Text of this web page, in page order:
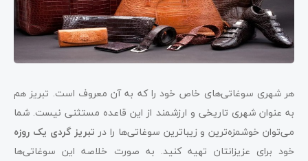
هر شهری سوغاتی‌های خاص خود را که به آن معروف است. تبریز هم
به عنوان شهری تاریخی و ارزشمند از این قاعده مستثنی نیست. شما
می‌توان خوشمزه‌ترین و زیباترین سوغاتی‌ها را در تبریز گردی یک روزه
خود برای عزیزانتان تهیه کنید. به صورت خلاصه این سوغاتی‌ها